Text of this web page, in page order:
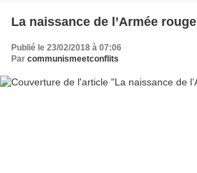
La naissance de l’Armée rouge
Publié le 23/02/2018 à 07:06
Par communismeetconflits